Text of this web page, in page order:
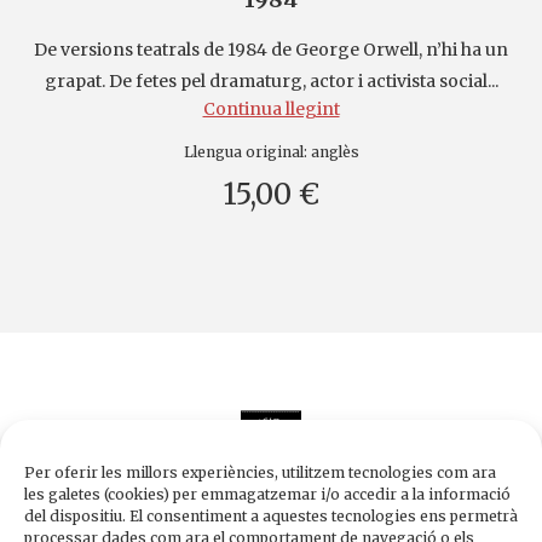
Per oferir les millors experiències, utilitzem tecnologies com ara
les galetes (cookies) per emmagatzemar i/o accedir a la informació
del dispositiu. El consentiment a aquestes tecnologies ens permetrà
processar dades com ara el comportament de navegació o els
De versions teatrals de 1984 de George Orwell, n’hi ha un
grapat. De fetes pel dramaturg, actor i activista social...
Continua llegint
Llengua original: anglès
15,00 €